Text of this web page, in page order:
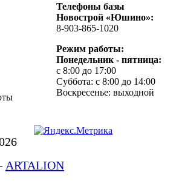
Телефоны базы
Новострой «Юшино»:
8-903-865-1020
Режим работы:
Понедельник - пятница:
с 8:00 до 17:00
Суббота: с 8:00 до 14:00
Воскресенье: выходной
ARTALION